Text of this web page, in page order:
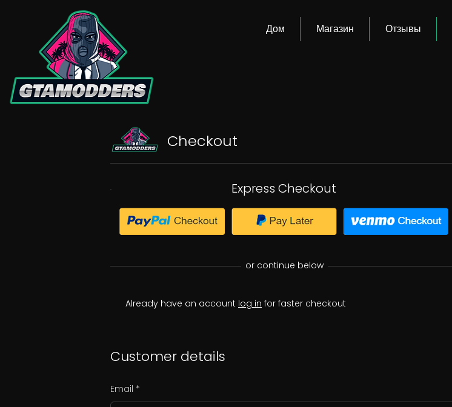
Дом Магазин Отзывы
Checkout
Express Checkout
or continue below
Already have an account log in for faster checkout
Customer details
Email